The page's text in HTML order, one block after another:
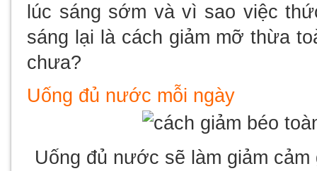
lúc sáng sớm và vì sao việc
sáng lại là cách giảm mỡ thừa
chưa?
Uống đủ nước mỗi ngày
Uống đủ nước sẽ làm giảm